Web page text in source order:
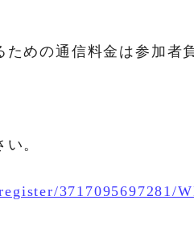
めの通信料金は参加者
い。
3717095697281/